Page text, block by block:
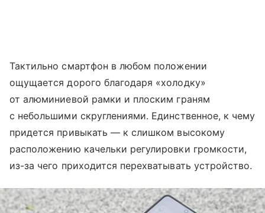
Тактильно смартфон в любом положении
ощущается дорого благодаря «холодку»
от алюминиевой рамки и плоским граням
с небольшими скруглениями. Единственное, к чему
придется привыкать — к слишком высокому
расположению качельки регулировки громкости,
из-за чего приходится перехватывать устройство.